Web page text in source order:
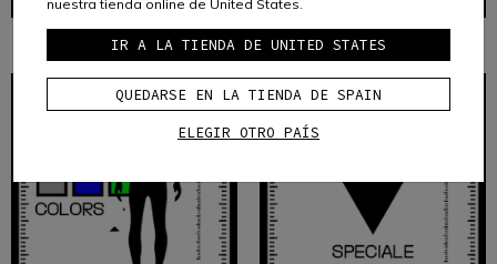
nuestra tienda online de United States.
IR A LA TIENDA DE UNITED STATES
QUEDARSE EN LA TIENDA DE SPAIN
ELEGIR OTRO PAÍS